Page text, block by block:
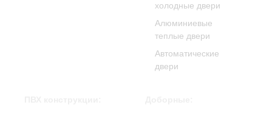
холодные двери
Алюминиевые
теплые двери
Автоматические
двери